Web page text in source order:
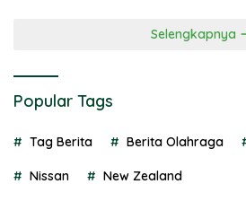
Selengkapnya
Popular Tags
Tag Berita Berita Olahraga
Nissan New Zealand